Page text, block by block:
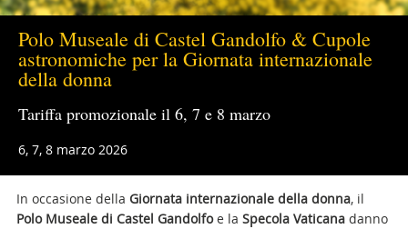
Polo Museale di Castel Gandolfo & Cupole
astronomiche per la Giornata internazionale
della donna
Tariffa promozionale il 6, 7 e 8 marzo
6, 7, 8 marzo 2026
In occasione della Giornata internazionale della donna, il
Polo Museale di Castel Gandolfoe la Specola Vaticanadanno